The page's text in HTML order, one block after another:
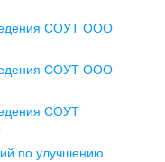
СОУТ ООО
СОУТ ООО
СОУТ
по улучшению